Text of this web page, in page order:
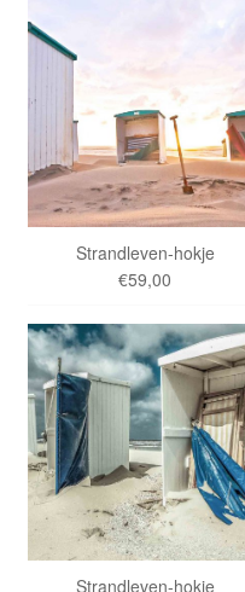
Strandleven-hokje
€59,00
Strandleven-hokje